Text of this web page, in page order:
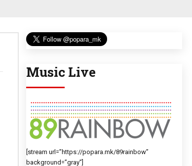
Music Live
[stream url=”https://popara.mk/89rainbow”
background=”gray”]